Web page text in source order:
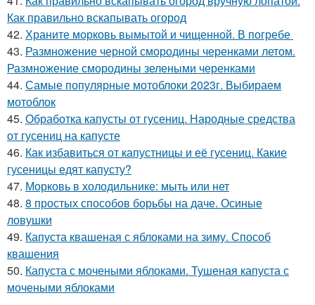
Как правильно вскапывать огород
42. Храните морковь вымытой и чищенной. В погребе
43. Размножение черной смородины черенками летом.
Размножение смородины зелеными черенками
44. Самые популярные мотоблоки 2023г. Выбираем
мотоблок
45. Обработка капусты от гусениц. Народные средства
от гусениц на капусте
46. Как избавиться от капустницы и её гусениц. Какие
гусеницы едят капусту?
47. Морковь в холодильнике: мыть или нет
48. 8 простых способов борьбы на даче. Осиные
ловушки
49. Капуста квашеная с яблоками на зиму. Способ
квашения
50. Капуста с мочеными яблоками. Тушеная капуста с
мочеными яблоками